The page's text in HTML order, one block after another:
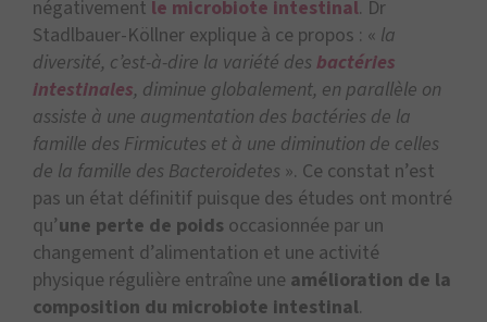
négativement le microbiote intestinal. Dr
Stadlbauer-Köllner explique à ce propos : « la
diversité, c’est-à-dire la variété des bactéries
intestinales, diminue globalement, en parallèle on
assiste à une augmentation des bactéries de la
famille des Firmicutes et à une diminution de celles
de la famille des Bacteroidetes ». Ce constat n’est
pas un état définitif puisque des études ont montré
qu’une perte de poids occasionnée par un
changement d’alimentation et une activité
physique régulière entraîne une amélioration de la
composition du microbiote intestinal.